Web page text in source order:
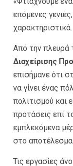
επόμενες
χαρακτηριστικά.
Από την πλευρά
Διαχείρισης
επισήμανε ότι
να γίνει ένας
πολιτισμού και
προτάσεις επί
εμπλεκόμενα
στο αποτέλεσμα
Τις εργασίες